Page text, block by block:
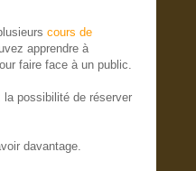
cours de
apprendre à
faire face à un public.
possibilité de réserver
davantage.